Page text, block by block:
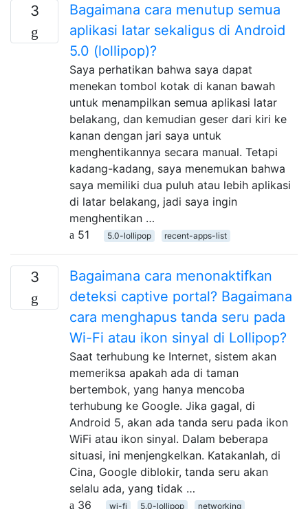
3
Bagaimana cara menutup semua
aplikasi latar sekaligus di Android
5.0 (lollipop)?
Saya perhatikan bahwa saya dapat
menekan tombol kotak di kanan bawah
untuk menampilkan semua aplikasi latar
belakang, dan kemudian geser dari kiri ke
kanan dengan jari saya untuk
menghentikannya secara manual. Tetapi
kadang-kadang, saya menemukan bahwa
saya memiliki dua puluh atau lebih aplikasi
di latar belakang, jadi saya ingin
menghentikan …
51
5.0-lollipop recent-apps-list
3
Bagaimana cara menonaktifkan
deteksi captive portal? Bagaimana
cara menghapus tanda seru pada
Wi-Fi atau ikon sinyal di Lollipop?
Saat terhubung ke Internet, sistem akan
memeriksa apakah ada di taman
bertembok, yang hanya mencoba
terhubung ke Google. Jika gagal, di
Android 5, akan ada tanda seru pada ikon
WiFi atau ikon sinyal. Dalam beberapa
situasi, ini menjengkelkan. Katakanlah, di
Cina, Google diblokir, tanda seru akan
selalu ada, yang tidak …
36
wi-fi 5.0-lollipop
networking